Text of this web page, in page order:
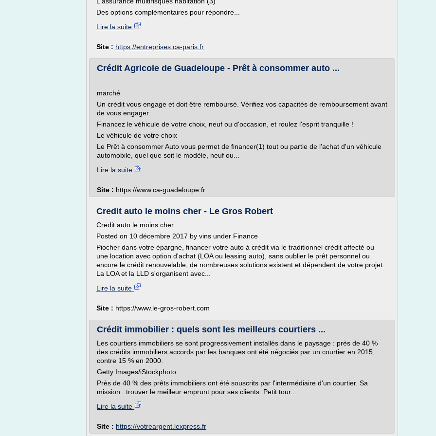
Des options complémentaires pour répondre...
Lire la suite
Site : https://entreprises.ca-paris.fr
Crédit Agricole de Guadeloupe - Prêt à consommer auto ...
marché
Un crédit vous engage et doit être remboursé. Vérifiez vos capacités de remboursement avant
de vous engager.
Financez le véhicule de votre choix, neuf ou d'occasion, et roulez l'esprit tranquille !
Le véhicule de votre choix
Le Prêt à consommer Auto vous permet de financer(1) tout ou partie de l'achat d'un véhicule
automobile, quel que soit le modèle, neuf ou...
Lire la suite
Site : https://www.ca-guadeloupe.fr
Credit auto le moins cher - Le Gros Robert
Credit auto le moins cher
Posted on 10 décembre 2017 by vins under Finance
Piocher dans votre épargne, financer votre auto à crédit via le traditionnel crédit affecté ou
une location avec option d'achat (LOA ou leasing auto), sans oublier le prêt personnel ou
encore le crédit renouvelable, de nombreuses solutions existent et dépendent de votre projet.
La LOA et la LLD s'organisent avec...
Lire la suite
Site : https://www.le-gros-robert.com
Crédit immobilier : quels sont les meilleurs courtiers ...
Les courtiers immobiliers se sont progressivement installés dans le paysage : près de 40 %
des crédits immobiliers accords par les banques ont été négociés par un courtier en 2015,
contre 15 % en 2000.
Getty Images/iStockphoto
Près de 40 % des prêts immobiliers ont été souscrits par l'intermédiaire d'un courtier. Sa
mission : trouver le meilleur emprunt pour ses clients. Petit tour...
Lire la suite
Site : https://votreargent.lexpress.fr